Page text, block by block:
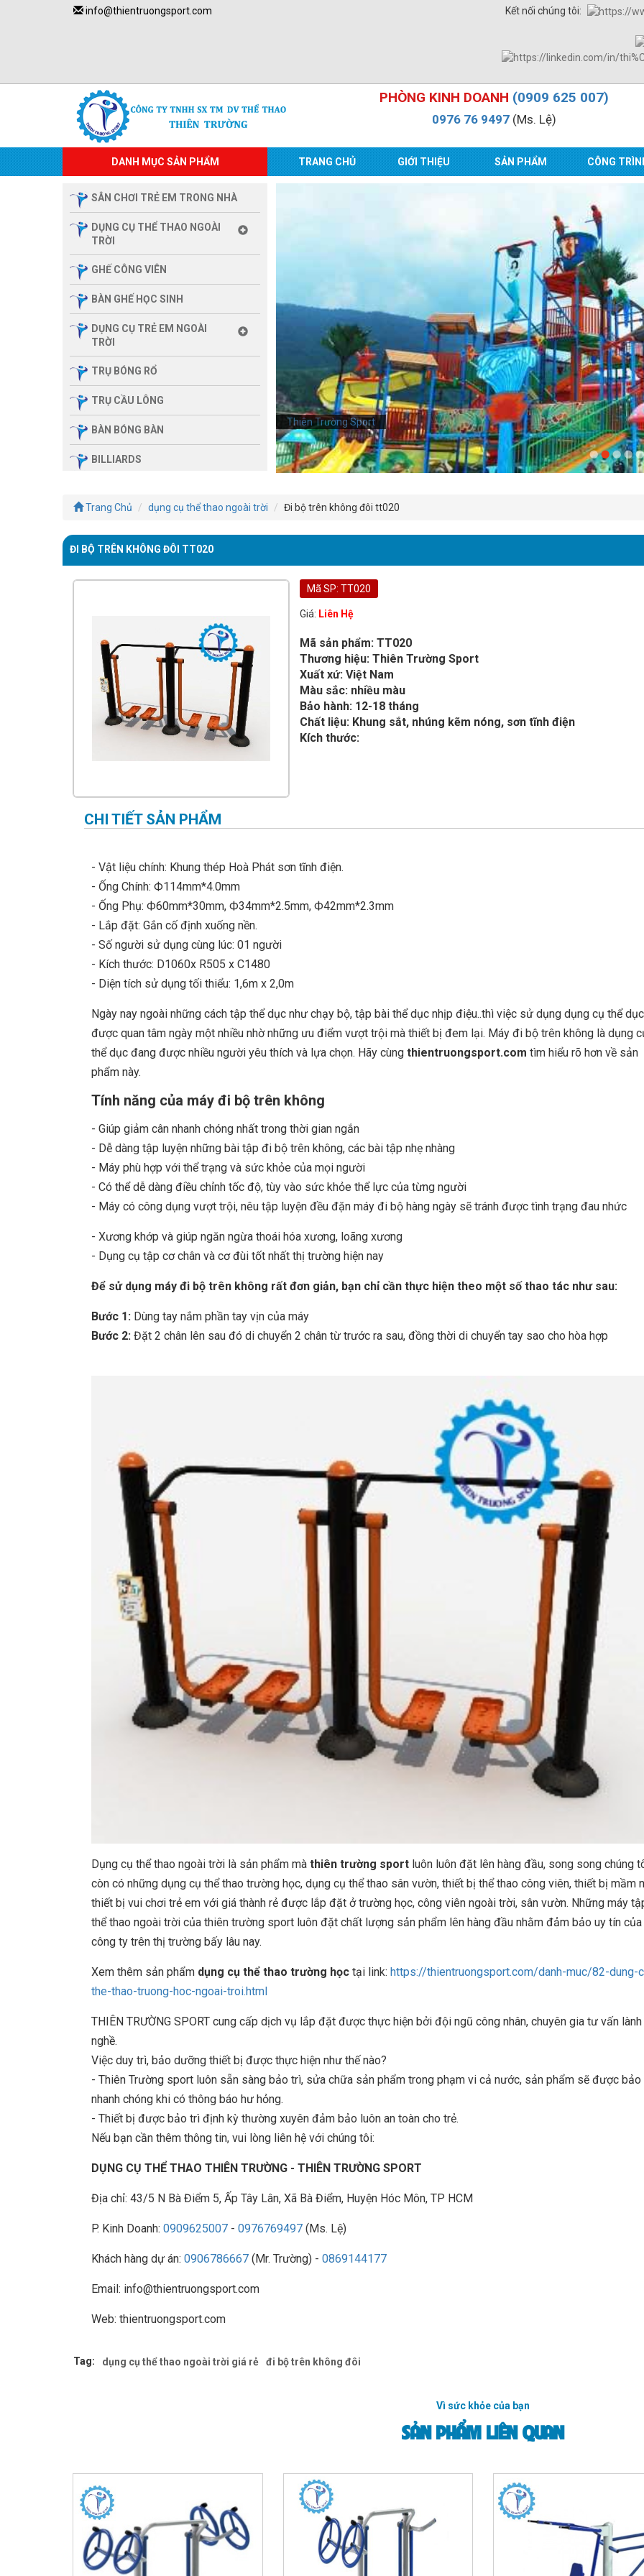
info@thientruongsport.com Kết nối chúng tôi:
PHÒNG KINH DOANH (0909 625 007)
0976 76 9497(Ms. Lệ)
DANH MỤC SẢN PHẨM TRANG CHỦ GIỚI THIỆU SẢN PHẨM CÔNG
SÂN CHƠI TRẺ EM TRONG NHÀ
DỤNG CỤ THỂ THAO NGOÀI
TRỜI
GHẾ CÔNG VIÊN
BÀN GHẾ HỌC SINH
DỤNG CỤ TRẺ EM NGOÀI
TRỜI
TRỤ BÓNG RỔ
TRỤ CẦU LÔNG
BÀN BÓNG BÀN
BILLIARDS
ĐÌNH
IMPULSE FITNESS
THIẾT BỊ PHÒNG GYM THIÊN
TRƯỜNG
CỎ NHÂN TẠO
Thiên Trường Sport
Trang Chủ dụng cụ thể thao ngoài trời Đi bộ trên không đôi tt020
ĐI BỘ TRÊN KHÔNG ĐÔI TT020
Mã SP: TT020
Giá: Liên Hệ
Mã sản phẩm: TT020
Thương hiệu: Thiên Trường Sport
Xuất xứ: Việt Nam
Màu sắc: nhiều màu
Bảo hành: 12-18 tháng
Chất liệu: Khung sắt, nhúng kẽm nóng, sơn tĩnh điện
Kích thước:
CHI TIẾT SẢN PHẨM
- Vật liệu chính: Khung thép Hoà Phát sơn tĩnh điện.
- Ống Chính: Ф114mm*4.0mm
- Ống Phụ: Ф60mm*30mm, Ф34mm*2.5mm, Ф42mm*2.3mm
- Lắp đặt: Gắn cố định xuống nền.
- Số người sử dụng cùng lúc: 01 người
- Kích thước: D1060x R505 x C1480
- Diện tích sử dụng tối thiểu: 1,6m x 2,0m
Ngày nay ngoài những cách tập thể dục như chạy bộ, tập bài thể dục nhịp điệu..thì việc sử dụng dụng cụ thể dục
được quan tâm ngày một nhiều nhờ những ưu điểm vượt trội mà thiết bị đem lại. Máy đi bộ trên không là dụng
thể dục đang được nhiều người yêu thích và lựa chọn. Hãy cùng thientruongsport.com tìm hiểu rõ hơn về sản
phẩm này.
Tính năng của máy đi bộ trên không
- Giúp giảm cân nhanh chóng nhất trong thời gian ngắn
- Dễ dàng tập luyện những bài tập đi bộ trên không, các bài tập nhẹ nhàng
- Máy phù hợp với thể trạng và sức khỏe của mọi người
- Có thể dễ dàng điều chỉnh tốc độ, tùy vào sức khỏe thể lực của từng người
- Máy có công dụng vượt trội, nêu tập luyện đều đặn máy đi bộ hàng ngày sẽ tránh được tình trạng đau nhức
- Xương khớp và giúp ngăn ngừa thoái hóa xương, loãng xương
- Dụng cụ tập cơ chân và cơ đùi tốt nhất thị trường hiện nay
Để sử dụng máy đi bộ trên không rất đơn giản, bạn chỉ cần thực hiện theo một số thao tác như sau:
Bước 1: Dùng tay nắm phần tay vịn của máy
Bước 2: Đặt 2 chân lên sau đó di chuyển 2 chân từ trước ra sau, đồng thời di chuyển tay sao cho hòa hợp
Dụng cụ thể thao ngoài trời là sản phẩm mà thiên trường sport luôn luôn đặt lên hàng đầu, song song chúng
còn có những dụng cụ thể thao trường học, dụng cụ thể thao sân vườn, thiết bị thể thao công viên, thiết bị mầm
thiết bị vui chơi trẻ em với giá thành rẻ được lắp đặt ở trường học, công viên ngoài trời, sân vườn. Những máy
thể thao ngoài trời của thiên trường sport luôn đặt chất lượng sản phẩm lên hàng đầu nhằm đảm bảo uy tín của
công ty trên thị trường bấy lâu nay.
Xem thêm sản phẩm dụng cụ thể thao trường học tại link: https://thientruongsport.com/danh-muc/82-dung-
the-thao-truong-hoc-ngoai-troi.html
THIÊN TRƯỜNG SPORT cung cấp dịch vụ lắp đặt được thực hiện bởi đội ngũ công nhân, chuyên gia tư vấn lành
nghề.
Việc duy trì, bảo dưỡng thiết bị được thực hiện như thế nào?
- Thiên Trường sport luôn sẵn sàng bảo trì, sửa chữa sản phẩm trong phạm vi cả nước, sản phẩm sẽ được bảo
nhanh chóng khi có thông báo hư hỏng.
- Thiết bị được bảo trì định kỳ thường xuyên đảm bảo luôn an toàn cho trẻ.
Nếu bạn cần thêm thông tin, vui lòng liên hệ với chúng tôi:
DỤNG CỤ THỂ THAO THIÊN TRƯỜNG - THIÊN TRƯỜNG SPORT
Địa chỉ: 43/5 N Bà Điểm 5, Ấp Tây Lân, Xã Bà Điểm, Huyện Hóc Môn, TP HCM
P. Kinh Doanh: 0909625007 - 0976769497 (Ms. Lệ)
Khách hàng dự án: 0906786667 (Mr. Trường) - 0869144177
Email: info@thientruongsport.com
Web: thientruongsport.com
Tag: dụng cụ thể thao ngoài trời giá rẻ đi bộ trên không đôi
Vì sức khỏe của bạn
SẢN PHẨM LIÊN QUAN